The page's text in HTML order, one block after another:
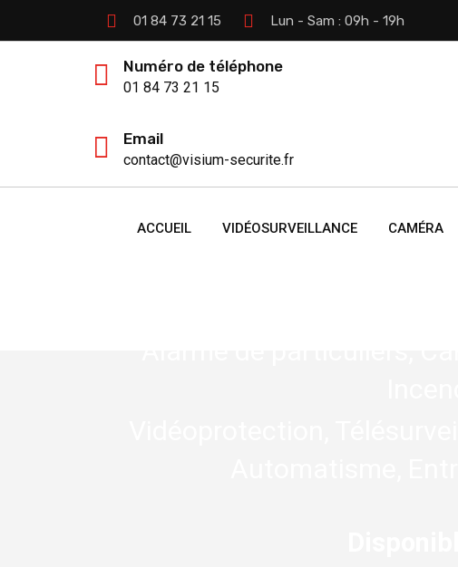
01 84 73 21 15 Lun - Sam : 09h - 19h
Numéro de téléphone
01 84 73 21 15
Email
contact@visium-securite.fr
ACCUEIL VIDÉOSURVEILLANCE CAMÉRA
PROTÉGER